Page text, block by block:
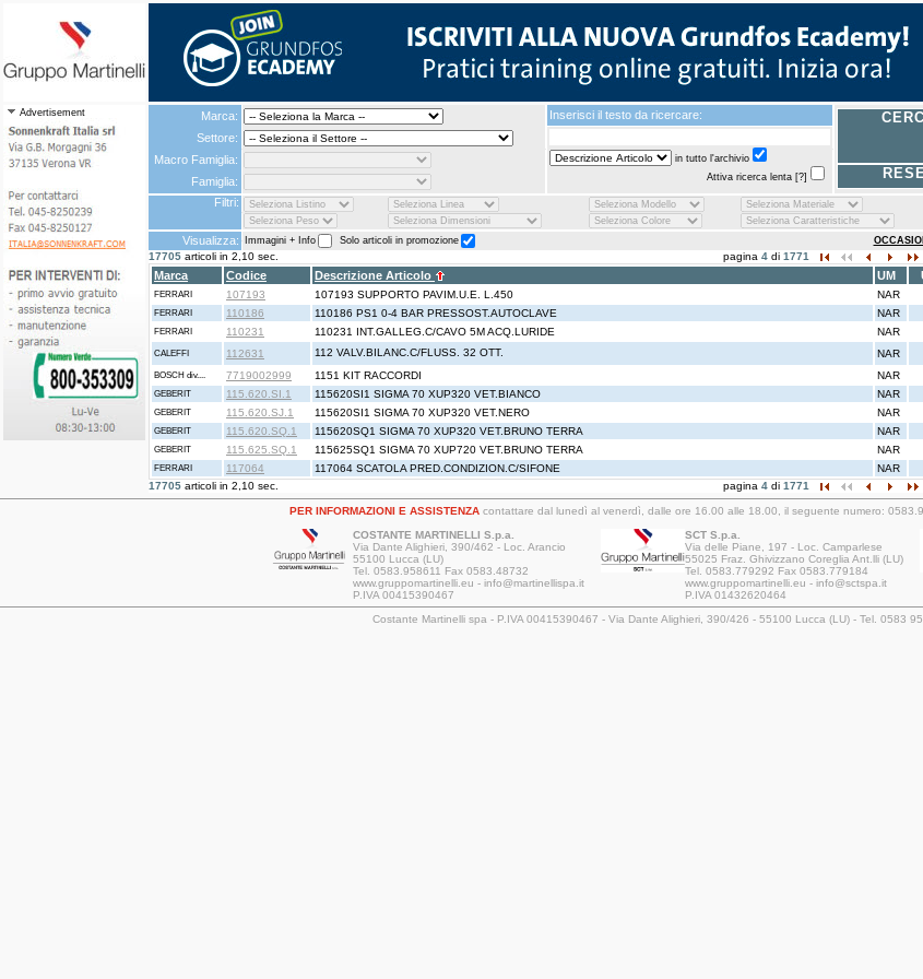
Advertisement
Marca:
Settore:
Macro Famiglia:
Famiglia:
Inserisci il testo da ricercare:
in tutto l'archivio
Attiva ricerca lenta [?]
Filtri:
Visualizza: Immagini + Info Solo articoli in promozione
17705 articoli in 2,10 sec. pagina 4 di 1771
Marca Codice Descrizione Articolo UM
FERRARI 107193 107193 SUPPORTO PAVIM.U.E. L.450 NAR
FERRARI 110186 110186 PS1 0-4 BAR PRESSOST.AUTOCLAVE NAR
FERRARI 110231 110231 INT.GALLEG.C/CAVO 5M ACQ.LURIDE NAR
CALEFFI 112631 112 VALV.BILANC.C/FLUSS. 32 OTT. NAR
BOSCH div.... 7719002999 1151 KIT RACCORDI NAR
GEBERIT 115.620.SI.1 115620SI1 SIGMA 70 XUP320 VET.BIANCO NAR
GEBERIT 115.620.SJ.1 115620SI1 SIGMA 70 XUP320 VET.NERO NAR
GEBERIT 115.620.SQ.1 115620SQ1 SIGMA 70 XUP320 VET.BRUNO TERRA NAR
GEBERIT 115.625.SQ.1 115625SQ1 SIGMA 70 XUP720 VET.BRUNO TERRA NAR
FERRARI 117064 117064 SCATOLA PRED.CONDIZION.C/SIFONE NAR
17705 articoli in 2,10 sec. pagina 4 di 1771
PER INFORMAZIONI E ASSISTENZAcontattare dal lunedì al venerdì, dalle ore 16.00 alle 18.00, il seguente numero:
COSTANTE MARTINELLI S.p.a.
Via Dante Alighieri, 390/462 - Loc. Arancio
55100 Lucca (LU)
Tel. 0583.958611 Fax 0583.48732
www.gruppomartinelli.eu - info@martinellispa.it
P.IVA 00415390467
SCT S.p.a.
Via delle Piane, 197 - Loc. Camparlese
55025 Fraz. Ghivizzano Coreglia Ant.lli (LU)
Tel. 0583.779292 Fax 0583.779184
www.gruppomartinelli.eu - info@sctspa.it
P.IVA 01432620464
Costante Martinelli spa - P.IVA 00415390467 - Via Dante Alighieri, 390/426 - 55100 Lucca (LU) - Tel. 0583